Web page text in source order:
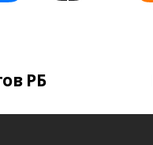
РБ